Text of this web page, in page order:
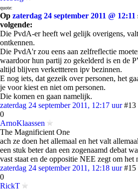
quote:
Op zaterdag 24 september 2011 @ 12:11
volgende:
Die PvdA-er heeft wel gelijk overigens,
ontkennen.
Die PvdA'r zou eens aan zelfreflectie
waardoor hun partij zo gekelderd is en de
altijd blijven verkettteren ipv bezinnen.
E nog iets, dat gezeik over personen, het
je voor kiest en niet om personen.
Die komen en gaan namelijk.
zaterdag 24 september 2011, 12:17 uur #13
0
ArnoKlaassen
The Magnificient One
ach ze doen het allemaal en het valt
een stuk beter dan een zogenaamd debat
vast staat en de oppositie NEE zegt om het
zaterdag 24 september 2011, 12:18 uur #15
0
RickT